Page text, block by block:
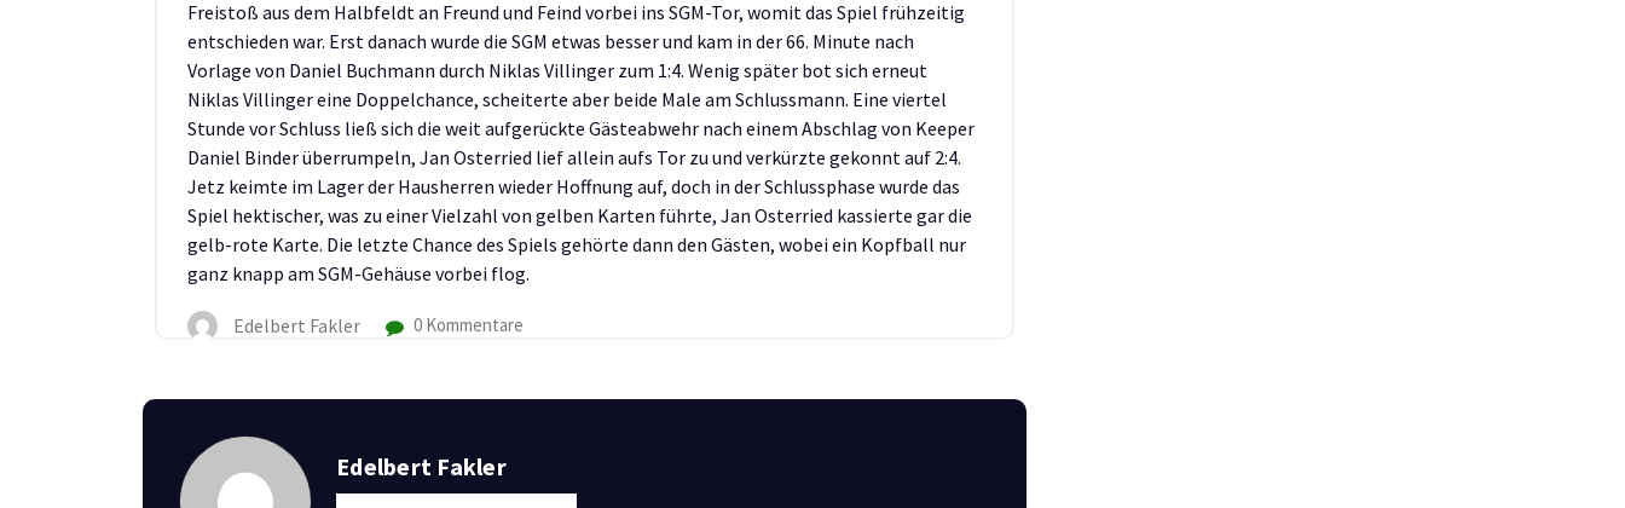
Freistoß aus dem Halbfeldt an Freund und Feind vorbei ins SGM-Tor, womit das Spiel frühzeitig
entschieden war. Erst danach wurde die SGM etwas besser und kam in der 66. Minute nach
Vorlage von Daniel Buchmann durch Niklas Villinger zum 1:4. Wenig später bot sich erneut
Niklas Villinger eine Doppelchance, scheiterte aber beide Male am Schlussmann. Eine viertel
Stunde vor Schluss ließ sich die weit aufgerückte Gästeabwehr nach einem Abschlag von Keeper
Daniel Binder überrumpeln, Jan Osterried lief allein aufs Tor zu und verkürzte gekonnt auf 2:4.
Jetz keimte im Lager der Hausherren wieder Hoffnung auf, doch in der Schlussphase wurde das
Spiel hektischer, was zu einer Vielzahl von gelben Karten führte, Jan Osterried kassierte gar die
gelb-rote Karte. Die letzte Chance des Spiels gehörte dann den Gästen, wobei ein Kopfball nur
ganz knapp am SGM-Gehäuse vorbei flog.
Edelbert Fakler 0 Kommentare
Edelbert Fakler